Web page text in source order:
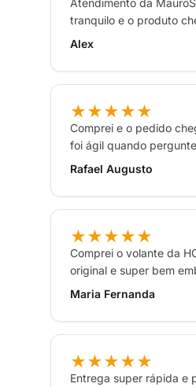
tranquilo e o produto
Alex
★★★★★
Comprei e o pedido
foi ágil quando
Rafael Augusto
★★★★★
Comprei o volante da
original e super bem
Maria Fernanda
★★★★★
Entrega super rápida e